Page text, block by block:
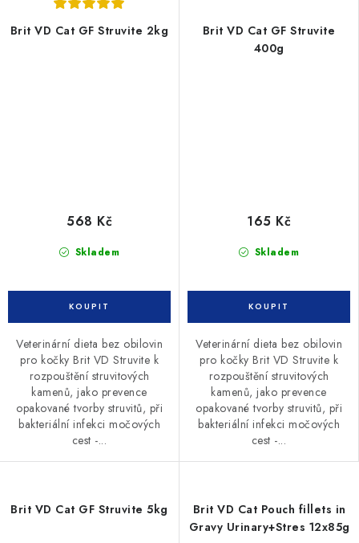
Brit VD Cat GF Struvite 2kg
Skladem
568 Kč
Veterinární dieta bez obilovin
pro kočky Brit VD Struvite k
rozpouštění struvitových
kamenů, jako prevence
opakované tvorby struvitů, při
bakteriální infekci močových
cest -...
Brit VD Cat GF Struvite
400g
Skladem
165 Kč
Veterinární dieta bez obilovin
pro kočky Brit VD Struvite k
rozpouštění struvitových
kamenů, jako prevence
opakované tvorby struvitů, při
bakteriální infekci močových
cest -...
Brit VD Cat GF Struvite 5kg
Brit VD Cat Pouch fillets in
Gravy Urinary+Stres 12x85g